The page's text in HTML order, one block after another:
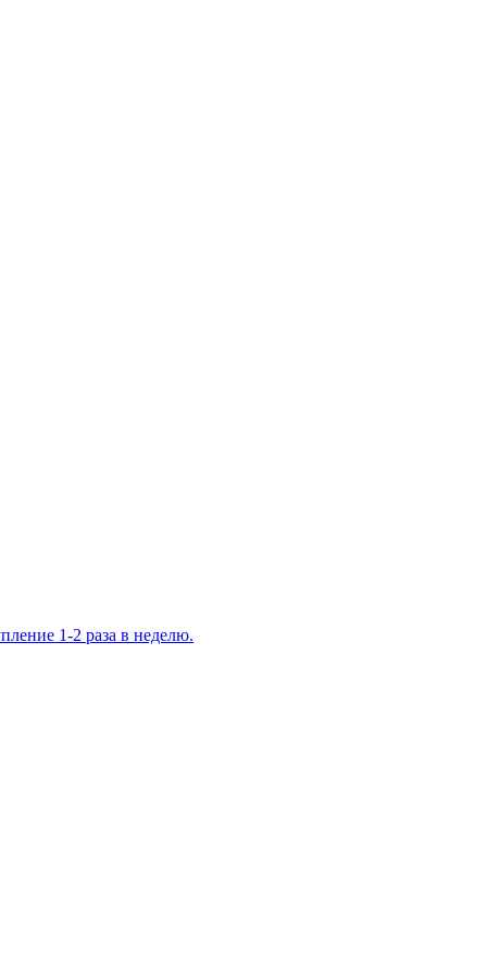
1-2 раза в неделю.